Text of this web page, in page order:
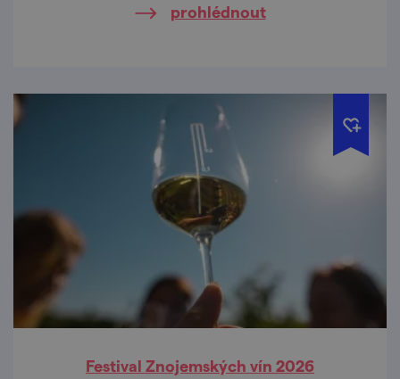
prohlédnout
Festival Znojemských vín 2026